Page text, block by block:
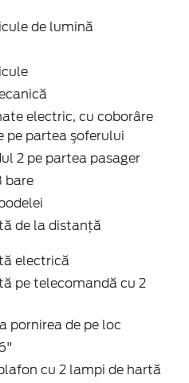
de lumină
electric, cu coborâre
pe partea şoferului
2 pe partea pasager
bare
de la distanţă
electrică
pe telecomandă cu 2
pornirea de pe loc
cu 2 lampi de hartă